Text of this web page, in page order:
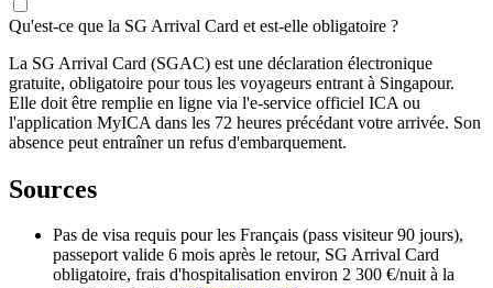
Qu'est-ce que la SG Arrival Card et est-elle obligatoire ?
La SG Arrival Card (SGAC) est une déclaration électronique
gratuite, obligatoire pour tous les voyageurs entrant à Singapour.
Elle doit être remplie en ligne via l'e-service officiel ICA ou
l'application MyICA dans les 72 heures précédant votre arrivée. Son
absence peut entraîner un refus d'embarquement.
Sources
Pas de visa requis pour les Français (pass visiteur 90 jours),
passeport valide 6 mois après le retour, SG Arrival Card
obligatoire, frais d'hospitalisation environ 2 300 €/nuit à la